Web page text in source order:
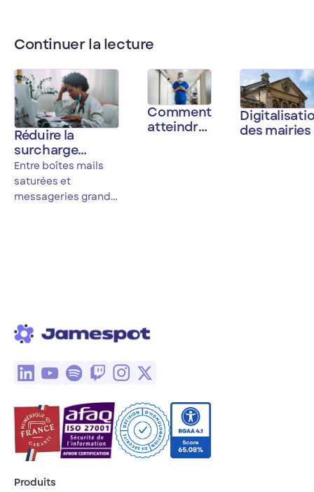
Continuer la lecture
Réduire la
surcharge
informationnelle
des équipes
soignantes : le
Entre boîtes mails
saturées et
messageries grand
partiels ne suffisent
une plateforme
collaborative peut
surcharge tout en
sécurisant les
échanges.
Comment
atteindre
des mairies
Produits